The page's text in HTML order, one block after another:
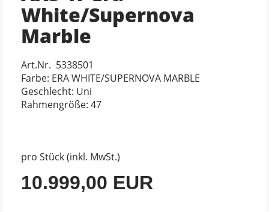
White/Supernova
Marble
Art.Nr. 5338501
Farbe: ERA WHITE/SUPERNOVA MARBLE
Geschlecht: Uni
Rahmengröße: 47
pro Stück (inkl. MwSt.)
10.999,00 EUR